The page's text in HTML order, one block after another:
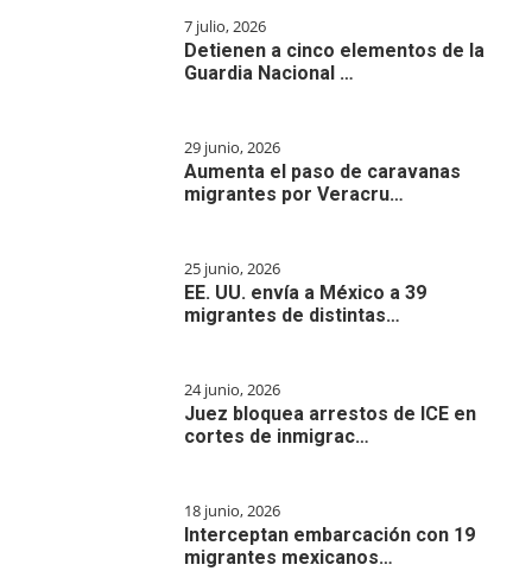
7 julio, 2026
Detienen a cinco elementos de la
Guardia Nacional …
29 junio, 2026
Aumenta el paso de caravanas
migrantes por Veracru…
25 junio, 2026
EE. UU. envía a México a 39
migrantes de distintas…
24 junio, 2026
Juez bloquea arrestos de ICE en
cortes de inmigrac…
18 junio, 2026
Interceptan embarcación con 19
migrantes mexicanos…